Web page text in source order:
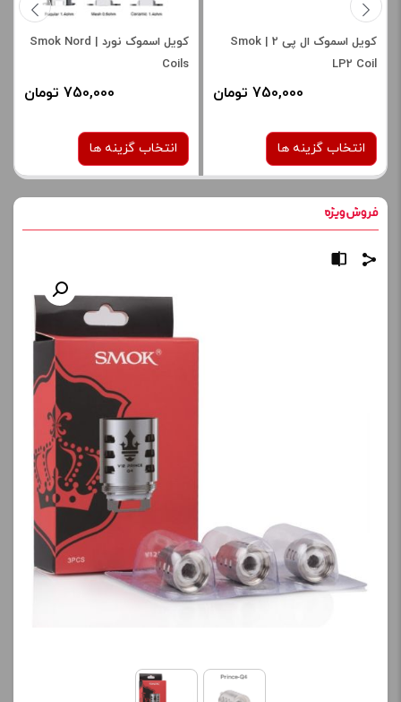
کویل اسموک ال پی 2 | Smok
LP2 Coil
750,000 تومان
انتخاب گزینه ها
نوع کویل :
0.6 اهم
تمامی قیمت ها بروز
هستند.
-
کویل اسموک نورد | Smok Nord
Coils
750,000 تومان
انتخاب گزینه ها
برای فعال شدن سبد خرید و
نمایش قیمت ، گزینه های
محصول را از کادر بالا انتخاب
آخرین بروزرسانی
قیمت: 13 ساعت پیش
تمامی قیمت ها بروز
هستند.
+